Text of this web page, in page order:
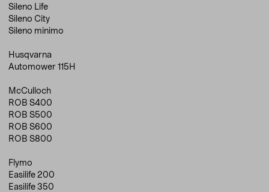
Sileno Life
Sileno City
Sileno minimo
Husqvarna
Automower 115H
McCulloch
ROB S400
ROB S500
ROB S600
ROB S800
Flymo
Easilife 200
Easilife 350